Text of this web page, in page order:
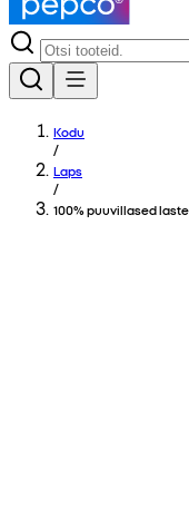
Kodu
/
Laps
/
100% puuvillased